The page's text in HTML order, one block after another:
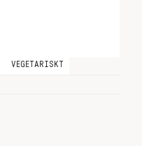
VEGETARISKT